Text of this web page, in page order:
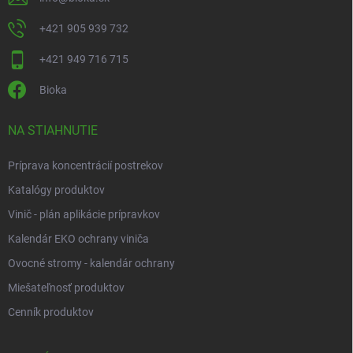
+421 905 939 732
+421 949 716 715
Bioka
NA STIAHNUTIE
Príprava koncentrácií postrekov
Katalógy produktov
Vinič - plán aplikácie prípravkov
Kalendár EKO ochrany viniča
Ovocné stromy - kalendár ochrany
Miešateľnosť produktov
Cenník produktov